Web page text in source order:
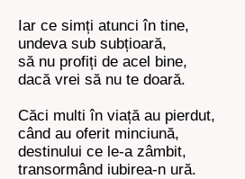
Iar ce simți atunci în tine,
undeva sub subțioară,
să nu profiți de acel bine,
dacă vrei să nu te doară.
Căci multi în viață au pierdut,
când au oferit minciună,
destinului ce le-a zâmbit,
transormând iubirea-n ură.